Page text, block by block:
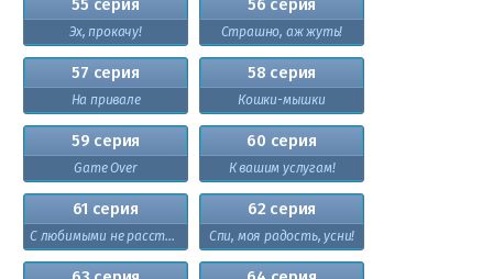
Эх, прокачу! Страшно, аж жуть!
57 серия
На привале
58 серия
Кошки-мышки
59 серия
Game Over
60 серия
К вашим услугам!
61 серия
С любимыми не расставайтесь
62 серия
Спи, моя радость, усни!